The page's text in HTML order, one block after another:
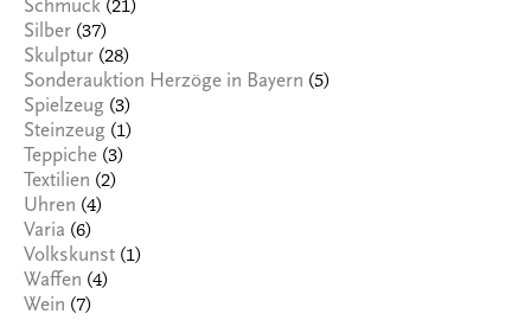
Schmuck (21)
Silber (37)
Skulptur (28)
Sonderauktion Herzöge in Bayern (5)
Spielzeug (3)
Steinzeug (1)
Teppiche (3)
Textilien (2)
Uhren (4)
Varia (6)
Volkskunst (1)
Waffen (4)
Wein (7)